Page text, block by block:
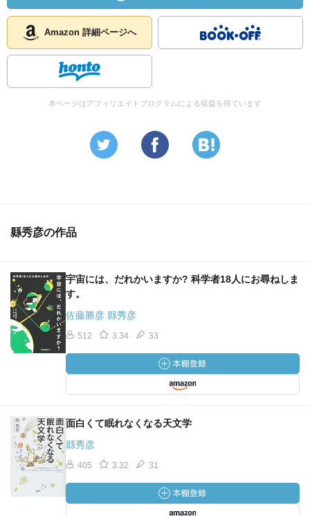
Amazon 詳細ページへ
本ページはアフィリエイトプログラムによる収益を得ています
縣秀彦の作品
宇宙には、だれかいますか? 科学者18人にお尋ねしま
す。
佐藤勝彦 縣秀彦
512 3.34 33
面白くて眠れなくなる天文学
縣秀彦
405 3.32 31